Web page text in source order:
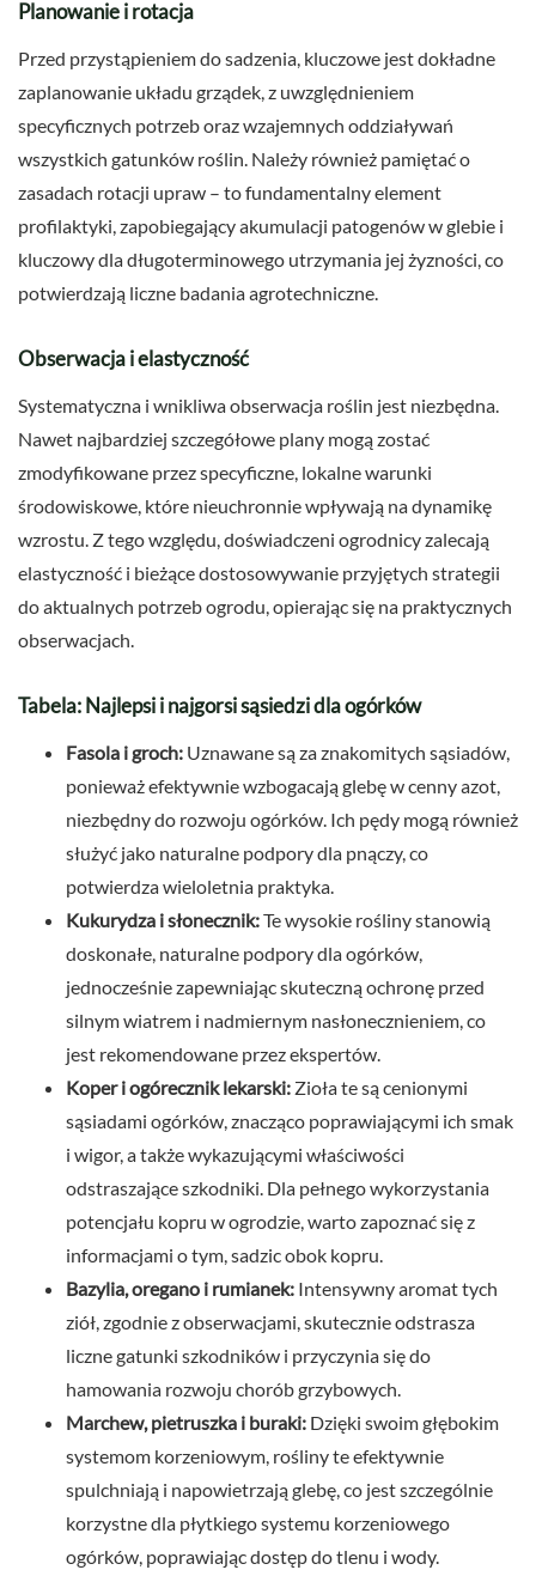
Planowanie i rotacja
Przed przystąpieniem do sadzenia, kluczowe jest dokładne
zaplanowanie układu grządek, z uwzględnieniem
specyficznych potrzeb oraz wzajemnych oddziaływań
wszystkich gatunków roślin. Należy również pamiętać o
zasadach rotacji upraw – to fundamentalny element
profilaktyki, zapobiegający akumulacji patogenów w glebie i
kluczowy dla długoterminowego utrzymania jej żyzności, co
potwierdzają liczne badania agrotechniczne.
Obserwacja i elastyczność
Systematyczna i wnikliwa obserwacja roślin jest niezbędna.
Nawet najbardziej szczegółowe plany mogą zostać
zmodyfikowane przez specyficzne, lokalne warunki
środowiskowe, które nieuchronnie wpływają na dynamikę
wzrostu. Z tego względu, doświadczeni ogrodnicy zalecają
elastyczność i bieżące dostosowywanie przyjętych strategii
do aktualnych potrzeb ogrodu, opierając się na praktycznych
obserwacjach.
Tabela: Najlepsi i najgorsi sąsiedzi dla ogórków
Fasola i groch: Uznawane są za znakomitych sąsiadów,
ponieważ efektywnie wzbogacają glebę w cenny azot,
niezbędny do rozwoju ogórków. Ich pędy mogą również
służyć jako naturalne podpory dla pnączy, co
potwierdza wieloletnia praktyka.
Kukurydza i słonecznik:Te wysokie rośliny stanowią
doskonałe, naturalne podpory dla ogórków,
jednocześnie zapewniając skuteczną ochronę przed
silnym wiatrem i nadmiernym nasłonecznieniem, co
jest rekomendowane przez ekspertów.
Koper i ogórecznik lekarski: Zioła te są cenionymi
sąsiadami ogórków, znacząco poprawiającymi ich smak
i wigor, a także wykazującymi właściwości
odstraszające szkodniki. Dla pełnego wykorzystania
potencjału kopru w ogrodzie, warto zapoznać się z
informacjami o tym, sadzic obok kopru.
Bazylia, oregano i rumianek: Intensywny aromat tych
ziół, zgodnie z obserwacjami, skutecznie odstrasza
liczne gatunki szkodników i przyczynia się do
hamowania rozwoju chorób grzybowych.
Marchew, pietruszka i buraki: Dzięki swoim głębokim
systemom korzeniowym, rośliny te efektywnie
spulchniają i napowietrzają glebę, co jest szczególnie
korzystne dla płytkiego systemu korzeniowego
ogórków, poprawiając dostęp do tlenu i wody.